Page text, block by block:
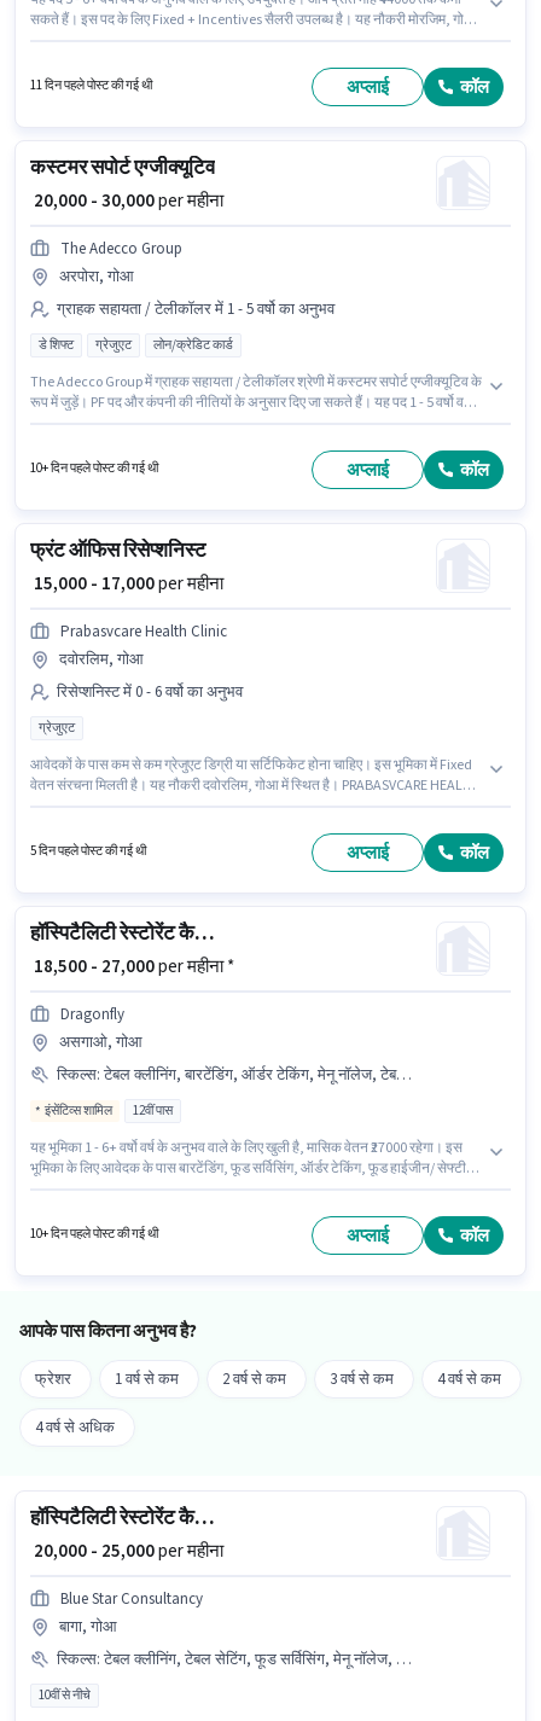
सकते हैं। इस पद के लिए Fixed + Incentives सैलरी उपलब्ध है। यह नौकरी मोरजिम, गोआ
11 दिन पहले पोस्ट की गई थी अप्लाई कॉल
कस्टमर सपोर्ट एग्जीक्यूटिव
₹ 20,000 - 30,000per महीना
The Adecco Group
अरपोरा, गोआ
ग्राहक सहायता / टेलीकॉलर में 1 - 5 वर्षो का अनुभव
डे शिफ्ट ग्रेजुएट लोन/क्रेडिट कार्ड
The Adecco Group में ग्राहक सहायता / टेलीकॉलर श्रेणी में कस्टमर सपोर्ट एग्जीक्यूटिव के
रूप में जुड़ें। PF पद और कंपनी की नीतियों के अनुसार दिए जा सकते हैं। यह पद 1 - 5 वर्षो वर्ष
डिग्री या सर्टिफिकेट होना चाहिए।
10+ दिन पहले पोस्ट की गई थी अप्लाई कॉल
फ्रंट ऑफिस रिसेप्शनिस्ट
₹ 15,000 - 17,000per महीना
Prabasvcare Health Clinic
दवोरलिम, गोआ
रिसेप्शनिस्ट में 0 - 6 वर्षो का अनुभव
ग्रेजुएट
आवेदकों के पास कम से कम ग्रेजुएट डिग्री या सर्टिफिकेट होना चाहिए। इस भूमिका में Fixed
वेतन संरचना मिलती है। यह नौकरी दवोरलिम, गोआ में स्थित है। PRABASVCARE HEALTH
5 दिन पहले पोस्ट की गई थी अप्लाई कॉल
हॉस्पिटैलिटी रेस्टोरेंट कैप्टन
₹ 18,500 - 27,000per महीना *
Dragonfly
असगाओ, गोआ
स्किल्स: टेबल क्लीनिंग, बारटेंडिंग, ऑर्डर टेकिंग, मेनू नॉलेज, टेबल सेटिंग, फूड सर्विसिंग, फूड हाईजीन/ सेफ्टी
इंसेंटिव्स शामिल 12वीं पास
यह भूमिका 1 - 6+ वर्षो वर्ष के अनुभव वाले के लिए खुली है, मासिक वेतन ₹27000 रहेगा। इस
भूमिका के लिए आवेदक के पास बारटेंडिंग, फूड सर्विसिंग, ऑर्डर टेकिंग, फूड हाईजीन/ सेफ्टी,
जैसे मील, इंश्योरेंस, PF, अकॉमोडेशन, मेडिकल बेनिफिट्स भी मिलेंगे। यह नौकरी असगाओ,
गोआ में स्थित है। इस भूमिका में Fixed + Incentives वेतन संरचना मिलती है।
10+ दिन पहले पोस्ट की गई थी अप्लाई कॉल
आपके पास कितना अनुभव है?
फ्रेशर 1 वर्ष से कम 2 वर्ष से कम 3 वर्ष से कम 4 वर्ष से कम
4 वर्ष से अधिक
हॉस्पिटैलिटी रेस्टोरेंट कैप्टन
₹ 20,000 - 25,000per महीना
Blue Star Consultancy
बागा, गोआ
स्किल्स: टेबल क्लीनिंग, टेबल सेटिंग, फूड सर्विसिंग, मेनू नॉलेज, बारटेंडिंग, फूड हाईजीन/ सेफ्टी, ऑर्डर टेकिंग
10वीं से नीचे